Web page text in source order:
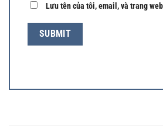
Lưu tên của tôi, email, và trang